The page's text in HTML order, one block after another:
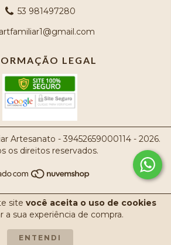
site você aceita o uso de cookies
a sua experiência de compra.
ENTENDI
53 981497280
artfamiliar1@gmail.com
LEGAL
Artesanato - 39452659000114 - 2026.
os direitos reservados.